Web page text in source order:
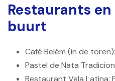
Restaurants
buurt
Café Belém (in de
Pastel de Nata
Restaurant Vela Latina: